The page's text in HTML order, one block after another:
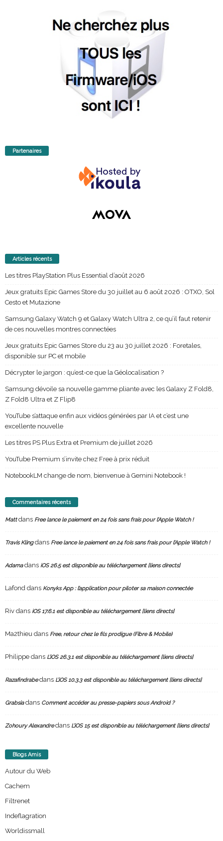
Partenaires
Articles récents
Les titres PlayStation Plus Essential d’août 2026
Jeux gratuits Epic Games Store du 30 juillet au 6 août 2026 : OTXO, Sol
Cesto et Mutazione
Samsung Galaxy Watch 9 et Galaxy Watch Ultra 2, ce qu’il faut retenir
de ces nouvelles montres connectées
Jeux gratuits Epic Games Store du 23 au 30 juillet 2026 : Foretales,
disponible sur PC et mobile
Décrypter le jargon : qu’est-ce que la Géolocalisation ?
Samsung dévoile sa nouvelle gamme pliante avec les Galaxy Z Fold8,
Z Fold8 Ultra et Z Flip8
YouTube s’attaque enfin aux vidéos générées par IA et c’est une
excellente nouvelle
Les titres PS Plus Extra et Premium de juillet 2026
YouTube Premium s’invite chez Free à prix réduit
NotebookLM change de nom, bienvenue à Gemini Notebook !
Commentaires récents
Mattdans Free lance le paiement en 24 fois sans frais pour l’Apple Watch !
Travis Klingdans Free lance le paiement en 24 fois sans frais pour l’Apple Watch !
Adamadans iOS 26.5 est disponible au téléchargement [liens directs]
Lafond dans Konyks App : l’application pour piloter sa maison connectée
Riv dans iOS 17.6.1 est disponible au téléchargement [liens directs]
Ma2thieu dans Free, retour chez le fils prodigue (Fibre & Mobile)
Philippe dans L’iOS 26.3.1 est disponible au téléchargement [liens directs]
Razafindrabedans L’iOS 10.3.3 est disponible au téléchargement [liens directs]
Grabsiadans Comment accéder au presse-papiers sous Android ?
Zohoury Alexandredans L’iOS 15 est disponible au téléchargement [liens directs]
Blogs Amis
Autour du Web
Cachem
Filtrenet
Indeflagration
Worldissmall